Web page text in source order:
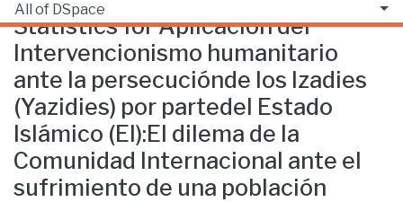
All of DSpace
Statistics for Aplicación del
Intervencionismo humanitario
ante la persecuciónde los Izadies
(Yazidies) por partedel Estado
Islámico (EI):El dilema de la
Comunidad Internacional ante el
sufrimiento de una población